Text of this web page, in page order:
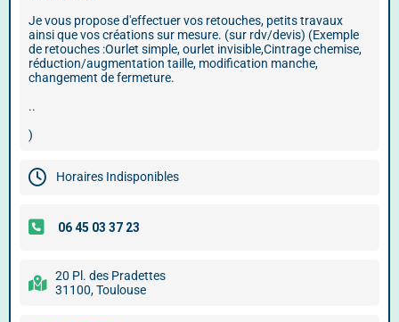
Je vous propose d'effectuer vos retouches, petits travaux
ainsi que vos créations sur mesure. (sur rdv/devis) (Exemple
de retouches :Ourlet simple, ourlet invisible,Cintrage chemise,
réduction/augmentation taille, modification manche,
changement de fermeture.
..
)
Horaires Indisponibles
20 Pl. des Pradettes
31100, Toulouse